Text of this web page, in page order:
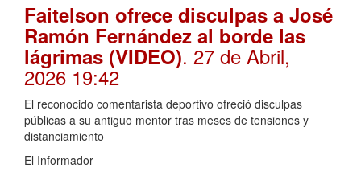
Faitelson ofrece disculpas a José
Ramón Fernández al borde las
lágrimas (VIDEO). 27 de Abril,
2026 19:42
El reconocido comentarista deportivo ofreció disculpas
públicas a su antiguo mentor tras meses de tensiones y
distanciamiento
El Informador